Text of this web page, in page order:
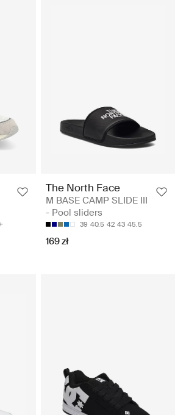
The North Face
M BASE CAMP SLIDE III
- Pool sliders
39 40.5 42 43 45.5
169 zł